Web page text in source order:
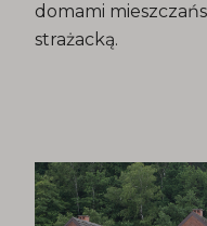
domami
strażacką.